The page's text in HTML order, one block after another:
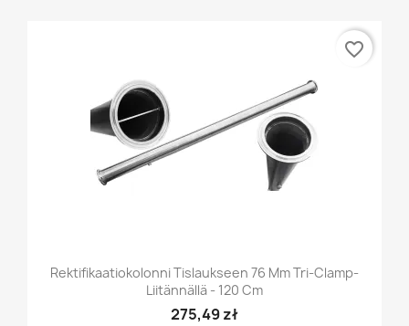
Rektifikaatiokolonni Tislaukseen 76 Mm Tri-Clamp-
Liitännällä - 120 Cm
275,49 zł
favorite_border